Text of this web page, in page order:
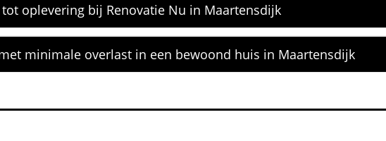
oplevering bij Renovatie Nu in Maartensdijk
minimale overlast in een bewoond huis in Maartensdijk